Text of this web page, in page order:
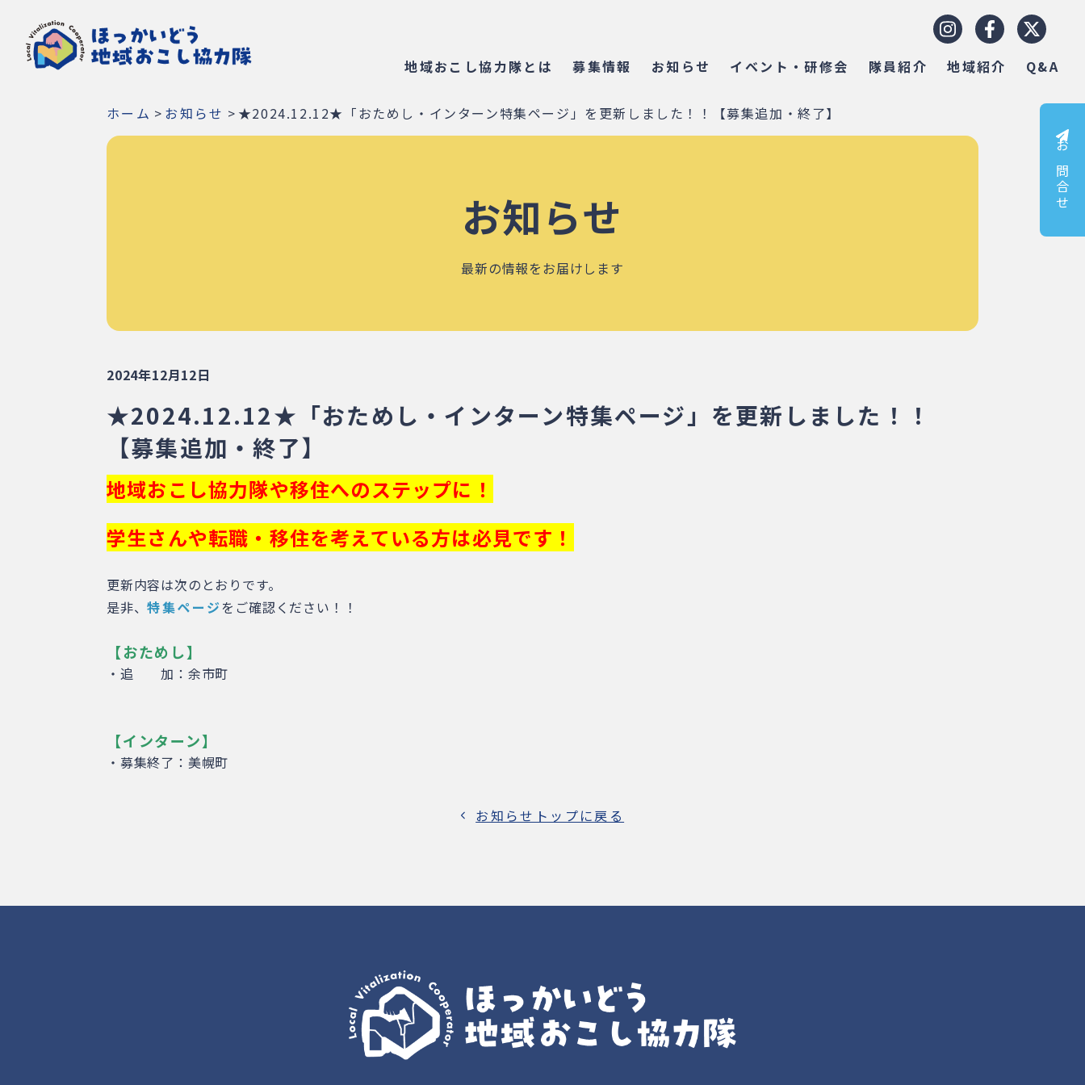
地域おこし協力隊とは 募集情報 お知らせ イベント・研修会 隊員紹介 地域紹介 Q&A
お問合せ
ホーム > お知らせ > ★2024.12.12★「おためし・インターン特集ページ」を更新しました！！【募集追加・終了】
お知らせ
最新の情報をお届けします
2024年12月12日
★2024.12.12★「おためし・インターン特集ページ」を更新しました！！
【募集追加・終了】
地域おこし協力隊や移住へのステップに！
学生さんや転職・移住を考えている方は必見です！
更新内容は次のとおりです。
是非、特集ページをご確認ください！！
【おためし】
・追 加：余市町
【インターン】
・募集終了：美幌町
お知らせトップに戻る